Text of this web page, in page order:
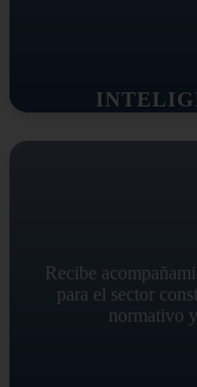
Recibe
para el sector
normativo